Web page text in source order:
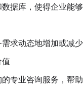
据库，使得企业
求动态地增加或
专业咨询服务，